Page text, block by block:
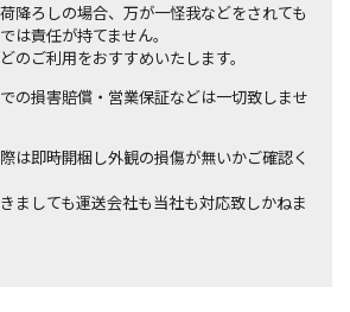
降ろしの場合、万が一怪我などをされても
は責任が持てません。
のご利用をおすすめいたします。
の損害賠償・営業保証などは一切致しませ
は即時開梱し外観の損傷が無いかご確認く
ましても運送会社も当社も対応致しかねま